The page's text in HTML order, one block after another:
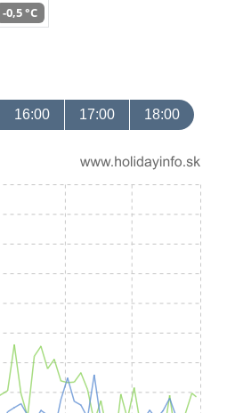
-0,5 °C
16:00 17:00 18:00